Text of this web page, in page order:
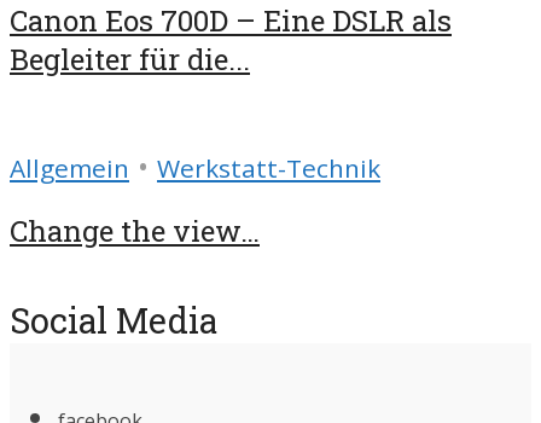
Canon Eos 700D – Eine DSLR als
Begleiter für die...
Allgemein • Werkstatt-Technik
Change the view…
Social Media